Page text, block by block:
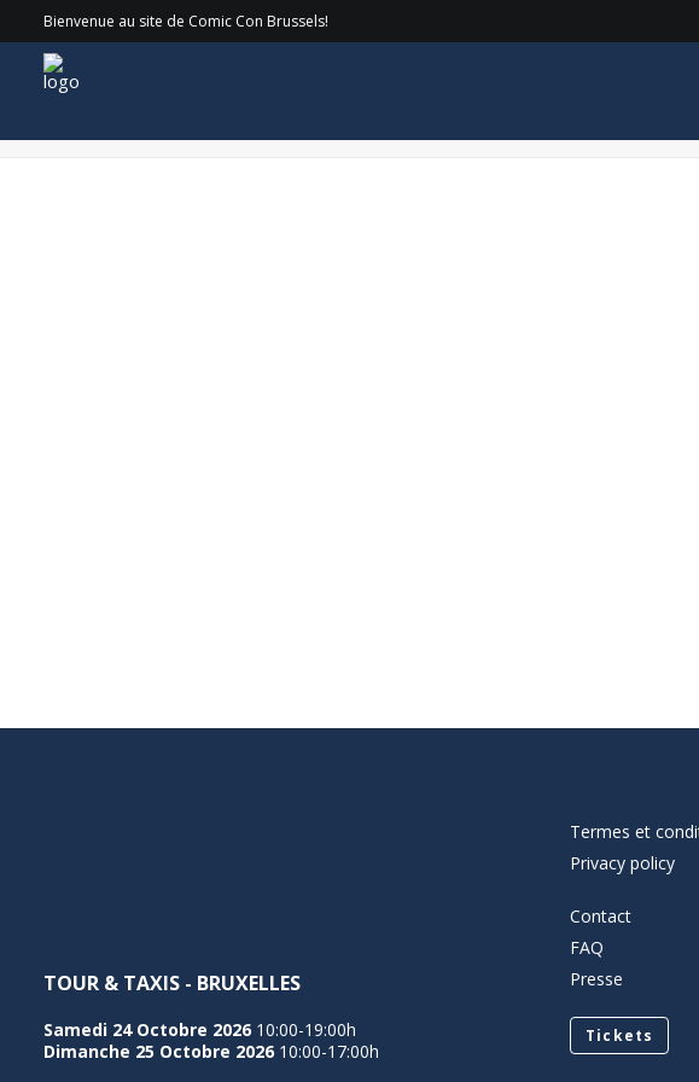
Bienvenue au site de Comic Con Brussels!
Sin-city-movie-logo
TOUR & TAXIS - BRUXELLES
Samedi 24 Octobre 2026 10:00-19:00h
Dimanche 25 Octobre 2026 10:00-17:00h
Termes et
Privacy policy
Contact
FAQ
Presse
Tickets